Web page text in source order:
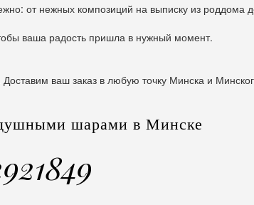
от нежных композиций на выписку из роддома
ваша радость пришла в нужный момент.
ваш заказ в любую точку Минска и
шарами в Минске